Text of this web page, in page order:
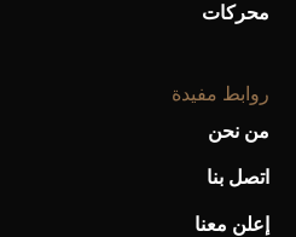
محركات
روابط مفيدة
من نحن
اتصل بنا
إعلن معنا